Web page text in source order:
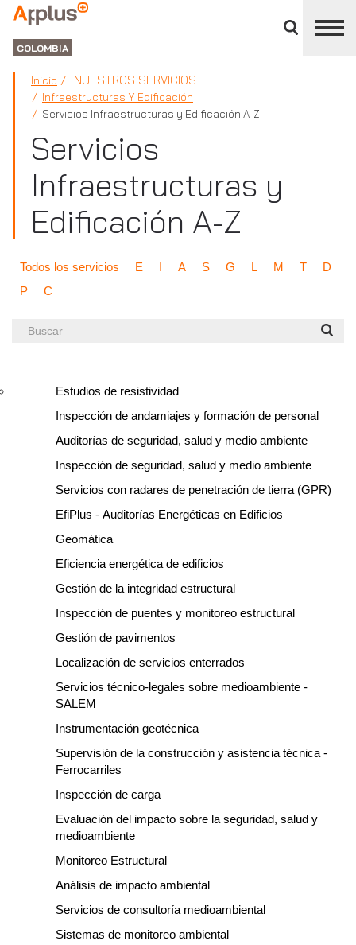
panel
APPLUS+
GROUP
COLOMBIA
Inicio NUESTROS SERVICIOS
Infraestructuras Y Edificación
Servicios Infraestructuras y Edificación A-Z
Servicios
Infraestructuras y
Edificación A-Z
Todos los servicios E I A S G L M T
D
P
C
Buscar
Estudios de resistividad
Inspección de andamiajes y formación de personal
Auditorías de seguridad, salud y medio ambiente
Inspección de seguridad, salud y medio ambiente
Servicios con radares de penetración de tierra (GPR)
EfiPlus - Auditorías Energéticas en Edificios
Geomática
Eficiencia energética de edificios
Gestión de la integridad estructural
Inspección de puentes y monitoreo estructural
Gestión de pavimentos
Localización de servicios enterrados
Servicios técnico-legales sobre medioambiente -
SALEM
Instrumentación geotécnica
Supervisión de la construcción y asistencia técnica -
Ferrocarriles
Inspección de carga
Evaluación del impacto sobre la seguridad, salud y
medioambiente
Monitoreo Estructural
Análisis de impacto ambiental
Servicios de consultoría medioambiental
Sistemas de monitoreo ambiental